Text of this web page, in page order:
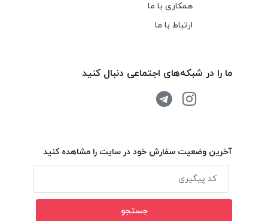
همکاری با ما
ارتباط با ما
ما را در شبکه‌های اجتماعی دنبال کنید
آخرین وضعیت سفارش خود در سایت را مشاهده کنید